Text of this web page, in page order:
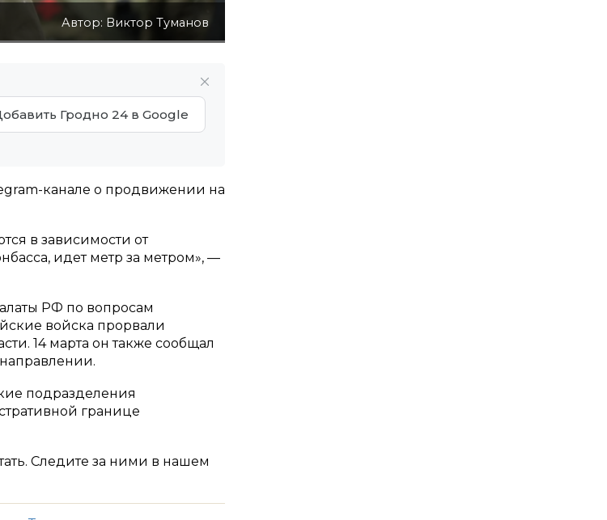
Автор: Виктор Туманов
Гродно 24 в Google
канале о продвижении на
в зависимости от
идет метр за метром», —
РФ по вопросам
войска прорвали
14 марта он также сообщал
подразделения
границе
Следите за ними в нашем